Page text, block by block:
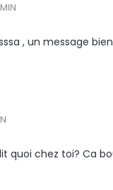
, un message
quoi chez toi? Ca